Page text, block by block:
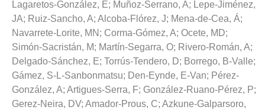
Lagaretos-González, E; Muñoz-Serrano, A; Lepe-Jiménez,
JA; Ruiz-Sancho, A; Alcoba-Flórez, J; Mena-de-Cea, Á;
Navarrete-Lorite, MN ; Corma-Gómez, A; Ocete, MD;
Simón-Sacristán, M; Martín-Segarra, O; Rivero-Román, A;
Delgado-Sánchez, E; Torrús-Tendero, D; Borrego, B-Valle;
Gámez, S-L-Sanbonmatsu; Den-Eynde, E-Van; Pérez-
González, A; Artigues-Serra, F; González-Ruano-Pérez, P;
Gerez-Neira, DV; Amador-Prous, C; Azkune-Galparsoro,